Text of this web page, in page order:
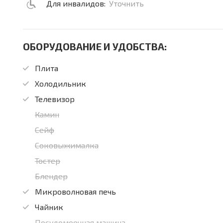
Для инвалидов: Уточнить
ОБОРУДОВАНИЕ И УДОБСТВА:
Плита
Холодильник
Телевизор
Камин
Сейф
Соковыжималка
Тостер
Блендер
Микроволновая печь
Чайник